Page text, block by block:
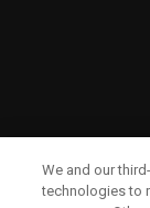
We and our
technologies to